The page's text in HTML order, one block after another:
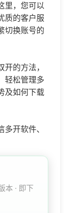
里，您可以
质的客户服
切换账号的
的方法，
轻松管理多
及如何下载
开软件、
本 · 即下